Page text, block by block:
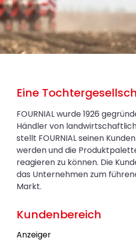
Eine
FOURNIAL wurde 1926
Händler von
stellt FOURNIAL seinen
werden und die
reagieren zu können. Die
das Unternehmen zum
Markt.
Kundenbereich
Anzeiger